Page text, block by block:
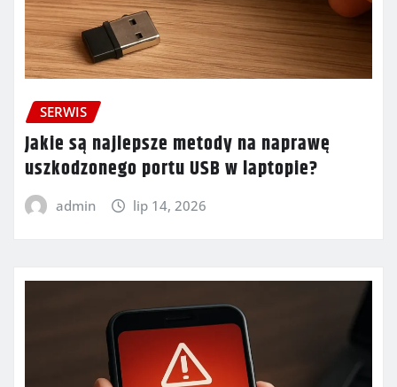
SERWIS
Jakie są najlepsze metody na naprawę
uszkodzonego portu USB w laptopie?
admin lip 14, 2026